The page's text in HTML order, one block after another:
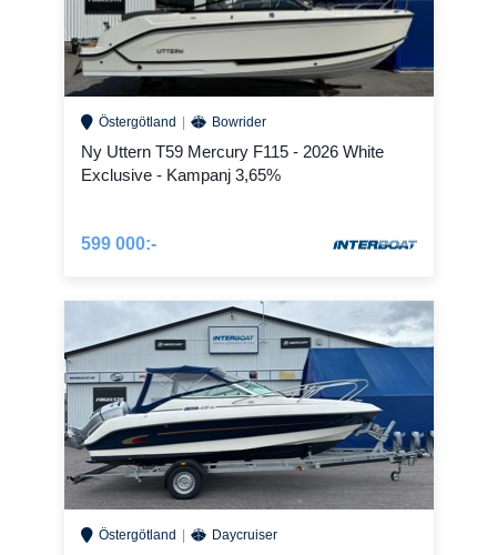
Östergötland Bowrider
Ny Uttern T59 Mercury F115 - 2026 White
Exclusive - Kampanj 3,65%
599 000:-
Östergötland Daycruiser